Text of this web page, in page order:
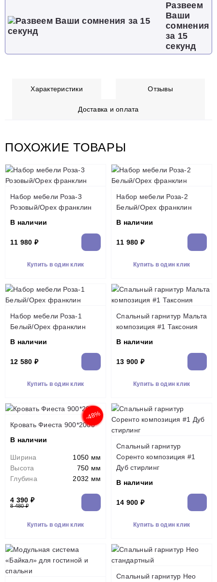
Развеем
Ваши
сомнения
за 15
секунд
Характеристики Отзывы
Доставка и оплата
ПОХОЖИЕ ТОВАРЫ
Набор мебели Роза-3
Розовый/Орех франклин
В наличии
11 980 ₽
Купить в один клик
Набор мебели Роза-2
Белый/Орех франклин
В наличии
11 980 ₽
Купить в один клик
Набор мебели Роза-1
Белый/Орех франклин
В наличии
12 580 ₽
Купить в один клик
Спальный гарнитур Мальта
композиция #1 Таксония
В наличии
13 900 ₽
Купить в один клик
-48%
Кровать Фиеста 900*2000
В наличии
Ширина
1050 мм
Высота
750 мм
Глубина
2032 мм
4 390 ₽
8 480 ₽
Купить в один клик
Спальный гарнитур
Соренто композиция #1
Дуб стирлинг
В наличии
14 900 ₽
Купить в один клик
Спальный гарнитур Нео